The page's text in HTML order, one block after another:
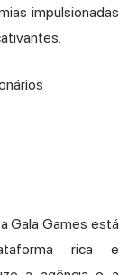
impulsionadas
Gala Games está
rica e